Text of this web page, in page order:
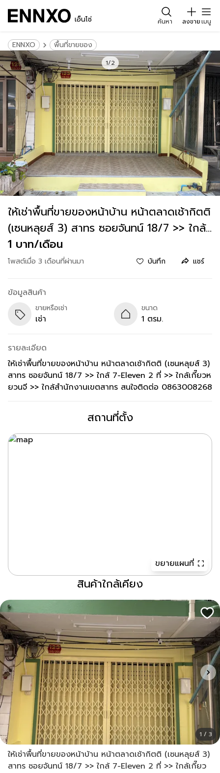
เอ็นโซ่ ค้นหา ลงขายเมนู
ENNXO พื้นที่ขายของ
1/2
ให้เช่าพื้นที่ขายของหน้าบ้าน หน้าตลาดเช้ากิตติ
(เซนหลุยส์ 3) สาทร ซอยจันทน์ 18/7 >> ใกล้
7-Eleven 2 ที่ >> ใกล้เกี๊ยวหยวนจี >> ใกล้
สำนักงานเขตสาทร ส
1 บาท/เดือน
โพสต์เมื่อ 3 เดือนที่ผ่านมา บันทึก แชร์
ข้อมูลสินค้า
ขายหรือเช่า
เช่า
ขนาด
1 ตรม.
รายละเอียด
ให้เช่าพื้นที่ขายของหน้าบ้าน หน้าตลาดเช้ากิตติ (เซนหลุยส์ 3)
สาทร ซอยจันทน์ 18/7 >> ใกล้ 7-Eleven 2 ที่ >> ใกล้เกี๊ยวห
ยวนจี >> ใกล้สำนักงานเขตสาทร สนใจติดต่อ 0863008268
สถานที่ตั้ง
ขยายแผนที่
สินค้าใกล้เคียง
1 / 3
ให้เช่าพื้นที่ขายของหน้าบ้าน หน้าตลาดเช้ากิตติ (เซนหลุยส์ 3)
สาทร ซอยจันทน์ 18/7 >> ใกล้ 7-Eleven 2 ที่ >> ใกล้เกี๊ยว